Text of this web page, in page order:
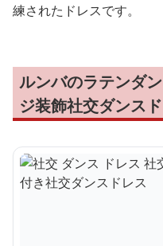
練されたドレスです。
ルンバのラテンダ
ジ装飾社交ダンス